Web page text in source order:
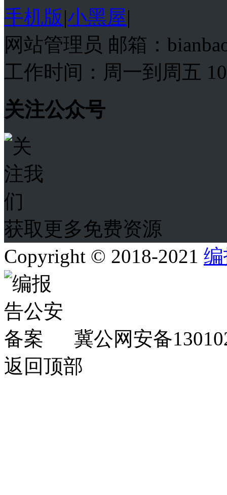
手机版|小黑屋|
网站管理员 邮箱：
工作时间：周一到周五
关注公众号
获取更多免费资源
Copyright © 2018-2021
冀公网安备
返回顶部